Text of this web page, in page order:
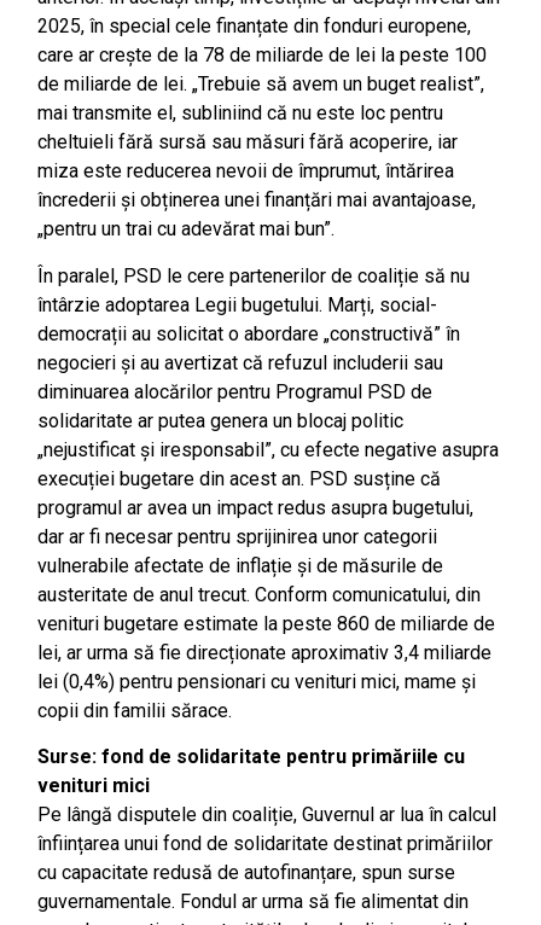
2025, în special cele finanțate din fonduri europene,
care ar crește de la 78 de miliarde de lei la peste 100
de miliarde de lei. „Trebuie să avem un buget realist”,
mai transmite el, subliniind că nu este loc pentru
cheltuieli fără sursă sau măsuri fără acoperire, iar
miza este reducerea nevoii de împrumut, întărirea
încrederii și obținerea unei finanțări mai avantajoase,
„pentru un trai cu adevărat mai bun”.
În paralel, PSD le cere partenerilor de coaliție să nu
întârzie adoptarea Legii bugetului. Marți, social-
democrații au solicitat o abordare „constructivă” în
negocieri și au avertizat că refuzul includerii sau
diminuarea alocărilor pentru Programul PSD de
solidaritate ar putea genera un blocaj politic
„nejustificat și iresponsabil”, cu efecte negative asupra
execuției bugetare din acest an. PSD susține că
programul ar avea un impact redus asupra bugetului,
dar ar fi necesar pentru sprijinirea unor categorii
vulnerabile afectate de inflație și de măsurile de
austeritate de anul trecut. Conform comunicatului, din
venituri bugetare estimate la peste 860 de miliarde de
lei, ar urma să fie direcționate aproximativ 3,4 miliarde
lei (0,4%) pentru pensionari cu venituri mici, mame și
copii din familii sărace.
Surse: fond de solidaritate pentru primăriile cu
venituri mici
Pe lângă disputele din coaliție, Guvernul ar lua în calcul
înființarea unui fond de solidaritate destinat primăriilor
cu capacitate redusă de autofinanțare, spun surse
guvernamentale. Fondul ar urma să fie alimentat din